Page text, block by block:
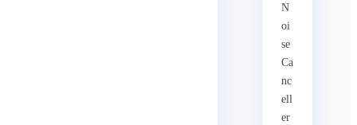
N
oi
se
Ca
nc
ell
er